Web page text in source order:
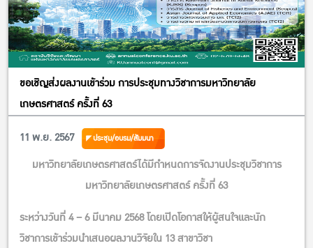
ขอเชิญส่งผลงานเข้าร่วม การประชุมทางวิชาการมหาวิทยาลัย
เกษตรศาสตร์ ครั้งที่ 63
11 พ.ย. 2567
ประชุม/อบรม/สัมมนา
มหาวิทยาลัยเกษตรศาสตร์ได้มีกำหนดการจัดงานประชุมวิชาการ
มหาวิทยาลัยเกษตรศาสตร์ ครั้งที่ 63
ระหว่างวันที่ 4 – 6 มีนาคม 2568 โดยเปิดโอกาสให้ผู้สนใจและนัก
วิชาการเข้าร่วมนำเสนอผลงานวิจัยใน 13 สาขาวิชา